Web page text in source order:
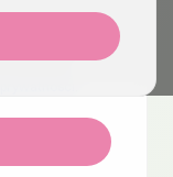
z informacjami
Mogę